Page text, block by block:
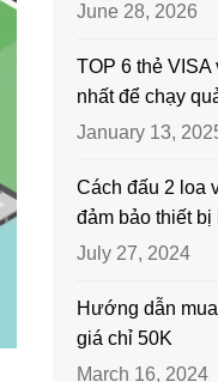
June 28, 2026
TOP 6 thẻ
nhất để chạy
January 13,
Cách đấu 2 loa
đảm bảo thiết
July 27, 2024
Hướng dẫn
giá chỉ 50K
March 16, 2024